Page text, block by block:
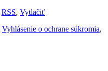
RSS, Vytlačiť
Vyhlásenie o ochrane súkromia,